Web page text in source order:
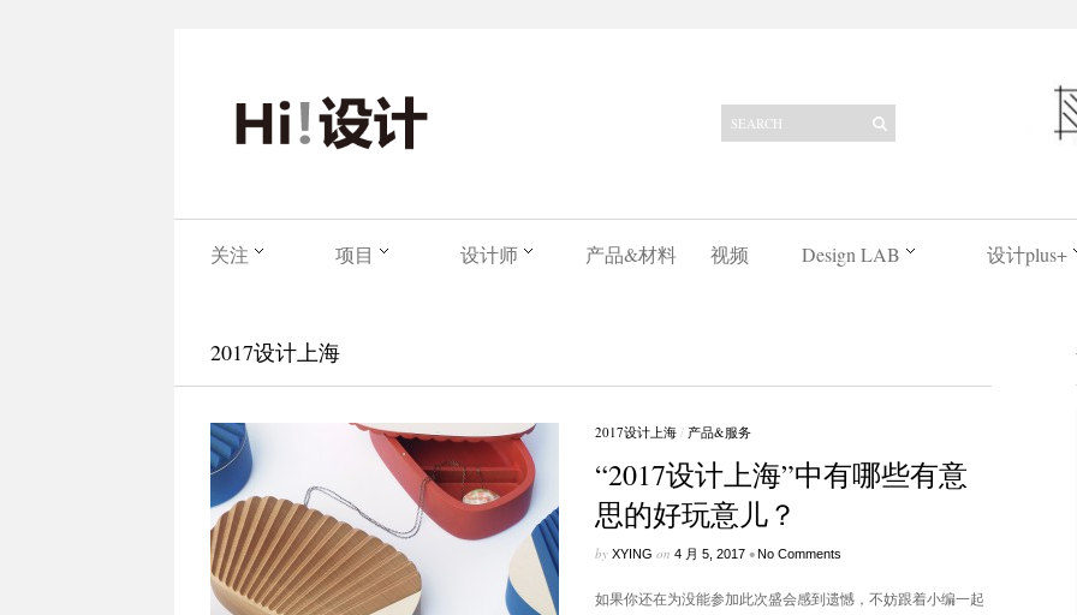
关注 项目 设计师 产品&材料 视频 Design LAB 设计plus+
2017设计上海
2017设计上海/ 产品&服务
“2017设计上海”中有哪些有意
思的好玩意儿？
by XYING on 4 月 5, 2017 •No Comments
如果你还在为没能参加此次盛会感到遗憾，不妨跟着小编一起